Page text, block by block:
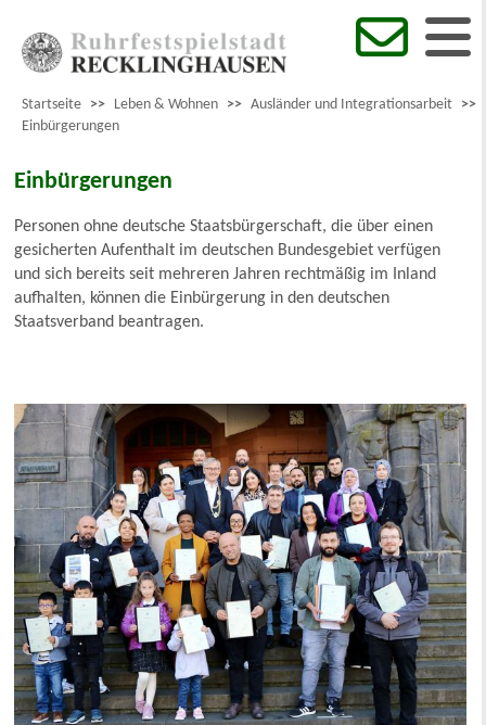
Startseite >> Leben & Wohnen >> Ausländer und Integrationsarbeit >>
Einbürgerungen
Einbürgerungen
Personen ohne deutsche Staatsbürgerschaft, die über einen
gesicherten Aufenthalt im deutschen Bundesgebiet verfügen
und sich bereits seit mehreren Jahren rechtmäßig im Inland
aufhalten, können die Einbürgerung in den deutschen
Staatsverband beantragen.